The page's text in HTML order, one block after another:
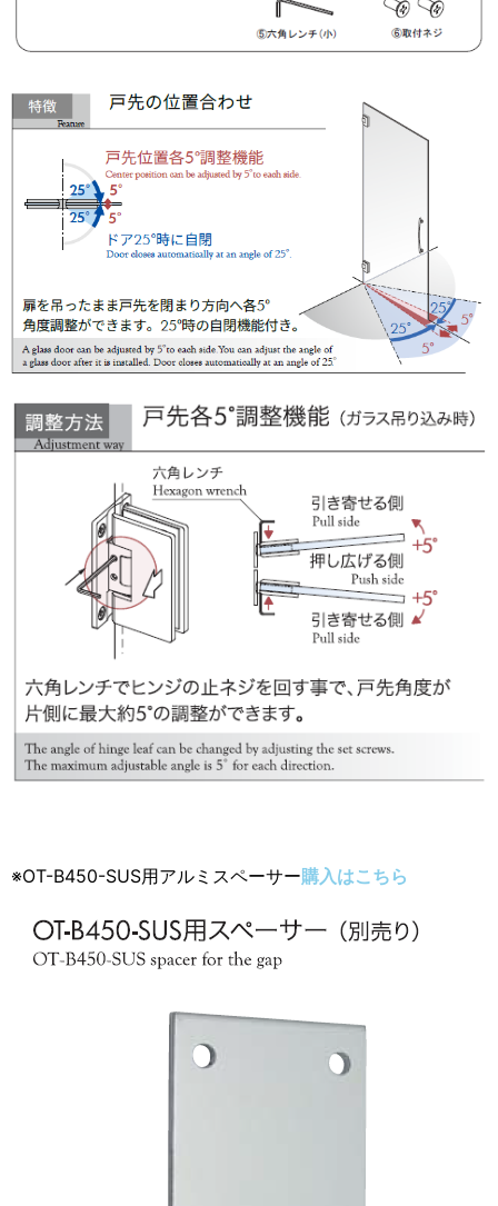
※OT-B450-SUS用アルミスペーサー購入はこちら